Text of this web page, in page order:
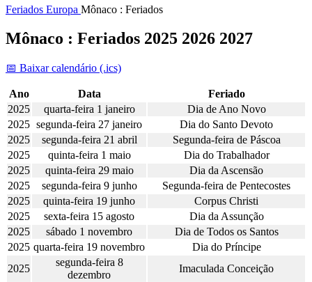
Feriados Europa Mônaco : Feriados
Mônaco : Feriados 2025 2026 2027
📅 Baixar calendário (.ics)
Ano Data
Feriado
2025
quarta-feira 1 janeiro
Dia de Ano Novo
2025 segunda-feira 27 janeiro
Dia do Santo Devoto
2025
segunda-feira 21 abril
Segunda-feira de Páscoa
2025
quinta-feira 1 maio
Dia do Trabalhador
2025
quinta-feira 29 maio
Dia da Ascensão
2025
segunda-feira 9 junho
Segunda-feira de Pentecostes
2025
quinta-feira 19 junho
Corpus Christi
2025
sexta-feira 15 agosto
Dia da Assunção
2025
sábado 1 novembro
Dia de Todos os Santos
2025 quarta-feira 19 novembro
Dia do Príncipe
2025
segunda-feira 8
dezembro
Imaculada Conceição